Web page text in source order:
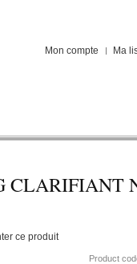
Mon compte Ma
CLARIFIANT
ce produit
Product